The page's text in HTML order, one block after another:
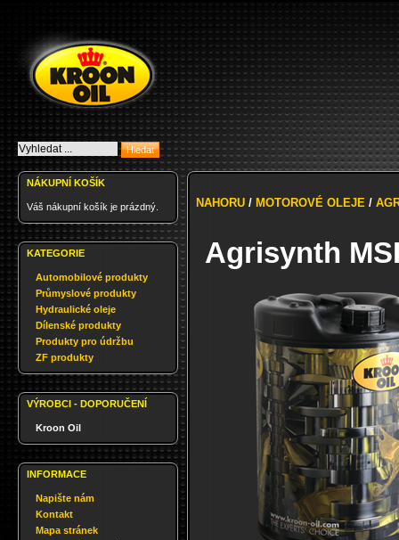
NÁKUPNÍ KOŠÍK
Váš nákupní košík je prázdný.
KATEGORIE
Automobilové produkty
Průmyslové produkty
Hydraulické oleje
Dílenské produkty
Produkty pro údržbu
ZF produkty
VÝROBCI - DOPORUČENÍ
Kroon Oil
INFORMACE
Napište nám
Kontakt
Mapa stránek
NAHORU / MOTOROVÉ OLEJE /
Agrisynth